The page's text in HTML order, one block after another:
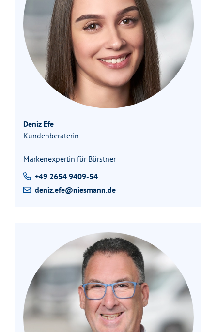
Deniz Efe
Kundenberaterin
Markenexpertin für Bürstner
+49 2654 9409-54
deniz.efe@niesmann.de